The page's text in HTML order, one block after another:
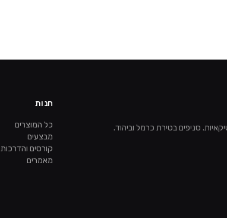
סניפים בטירת כרמל וביהוד.
חנות
כל המוצרים
מבצעים
קורסים והדרכות
מאמרים